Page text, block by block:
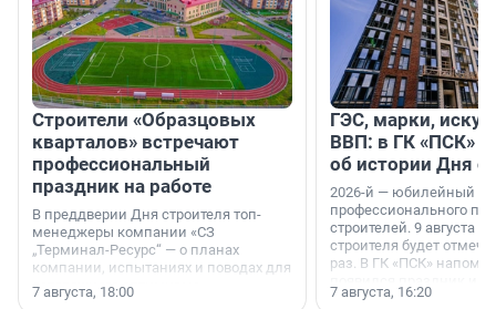
Строители «Образцовых
кварталов» встречают
профессиональный
праздник на работе
В преддверии Дня строителя топ-
менеджеры компании «СЗ
„Терминал-Ресурс“ — о планах
компании, испытаниях и поводах для
осторожного оптимизма.
7 августа, 18:00
ГЭС, марки,
ВВП: в ГК «ПСК»
об истории Дня
2026-й — юбилейный
профессионального
строителей. 9 августа
строителя будет
раз. В ГК «ПСК»
поменялась роль
7 августа, 16:20